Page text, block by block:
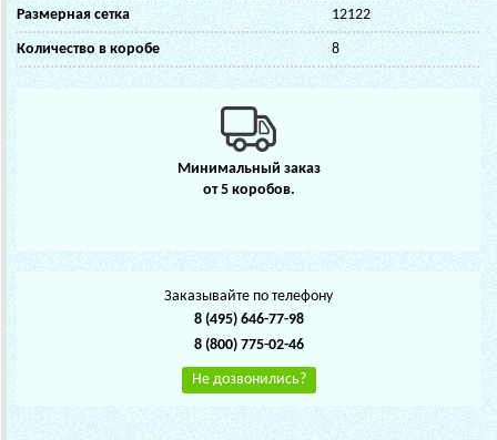
Размерная сетка 12122
Количество в коробе 8
Минимальный заказ
от 5 коробов.
Заказывайте по телефону
8 (495) 646-77-98
8 (800) 775-02-46
Не дозвонились?